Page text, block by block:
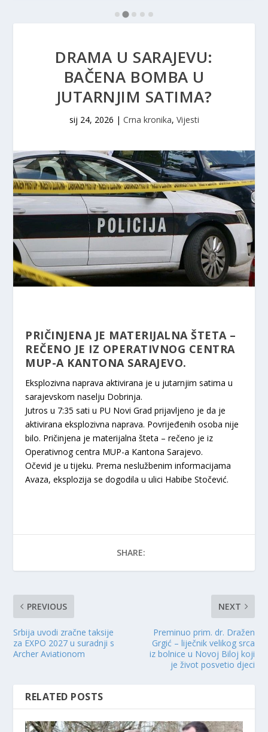
DRAMA U SARAJEVU:
BAČENA BOMBA U
JUTARNJIM SATIMA?
sij 24, 2026 | Crna kronika, Vijesti
PRIČINJENA JE MATERIJALNA ŠTETA –
REČENO JE IZ OPERATIVNOG CENTRA
MUP-A KANTONA SARAJEVO.
Eksplozivna naprava aktivirana je u jutarnjim satima u
sarajevskom naselju Dobrinja.
Jutros u 7:35 sati u PU Novi Grad prijavljeno je da je
aktivirana eksplozivna naprava. Povrijeđenih osoba nije
bilo. Pričinjena je materijalna šteta – rečeno je iz
Operativnog centra MUP-a Kantona Sarajevo.
Očevid je u tijeku. Prema neslužbenim informacijama
Avaza, eksplozija se dogodila u ulici Habibe Stočević.
SHARE:
PREVIOUS
Srbija uvodi zračne taksije
za EXPO 2027 u suradnji s
Archer Aviationom
NEXT
Preminuo prim. dr. Dražen
Grgić – liječnik velikog srca
iz bolnice u Novoj Biloj koji
je život posvetio djeci
RELATED POSTS